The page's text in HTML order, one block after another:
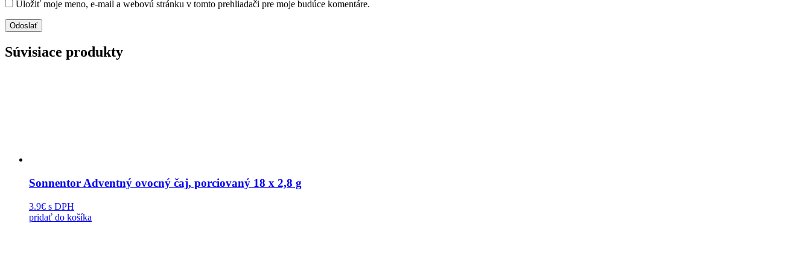
Uložiť moje meno, e-mail a webovú stránku v tomto prehliadači pre moje budúce komentáre.
Súvisiace produkty
Sonnentor Adventný ovocný čaj, porciovaný 18 x 2,8 g
3.9€ s DPH
pridať do košíka